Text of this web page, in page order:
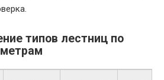
типов лестниц по